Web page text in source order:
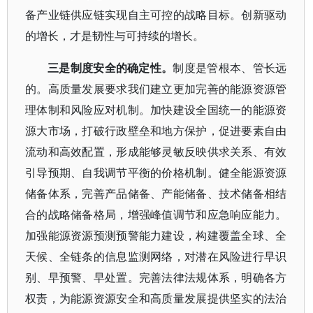
备产业链供应链实现自主可控的战略目标。创新驱动
的增长，才是韧性与可持续的增长。
三是制度安全的确定性。制度是管根本、管长远
的。高质量发展要求我们建立更加完善的能源资源管
理体制和风险应对机制。加快建设全国统一的能源资
源大市场，打破行政壁垒和地方保护，促进要素自由
流动和高效配置，形成能够灵敏反映供求关系、有效
引导预期、自我调节平衡的价格机制。健全能源资源
储备体系，完善产品储备、产能储备、技术储备相结
合的战略储备格局，增强峰值调节和应急响应能力。
加强能源资源预测预警能力建设，构建覆盖全球、全
天候、全链条的信息监测网络，对潜在风险进行早识
别、早预警、早处置。完善法律法规体系，明确各方
权责，为能源资源安全和高质量发展提供坚实的法治